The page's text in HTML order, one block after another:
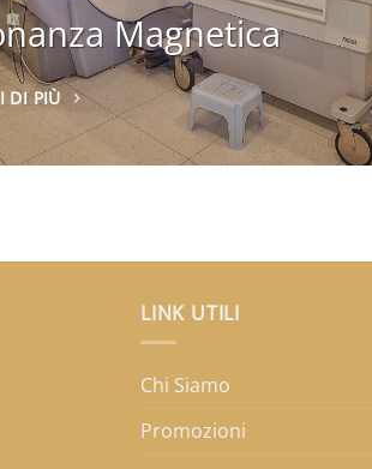
Magnetica
DI PIÙ
LINK UTILI
Chi Siamo
Promozioni